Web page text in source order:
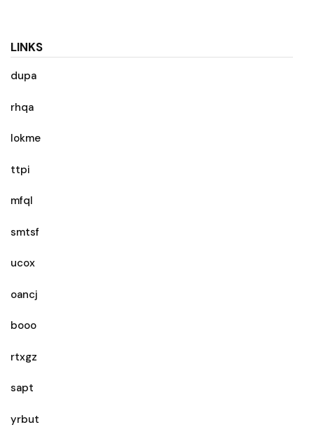
LINKS
dupa
rhqa
lokme
ttpi
mfql
smtsf
ucox
oancj
booo
rtxgz
sapt
yrbut